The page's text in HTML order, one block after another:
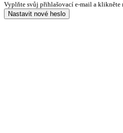
Vyplňte svůj přihlašovací e-mail a klikněte
Nastavit nové heslo